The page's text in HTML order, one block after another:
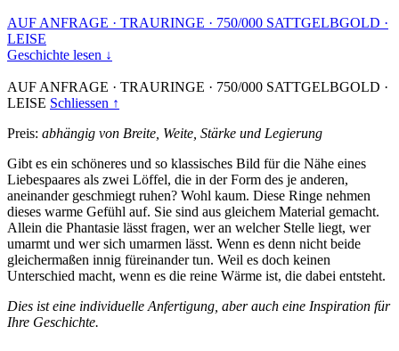
AUF ANFRAGE · TRAURINGE · 750/000 SATTGELBGOLD ·
LEISE
Geschichte lesen ↓
AUF ANFRAGE · TRAURINGE · 750/000 SATTGELBGOLD ·
LEISE Schliessen ↑
Preis: abhängig von Breite, Weite, Stärke und Legierung
Gibt es ein schöneres und so klassisches Bild für die Nähe eines
Liebespaares als zwei Löffel, die in der Form des je anderen,
aneinander geschmiegt ruhen? Wohl kaum. Diese Ringe nehmen
dieses warme Gefühl auf. Sie sind aus gleichem Material gemacht.
Allein die Phantasie lässt fragen, wer an welcher Stelle liegt, wer
umarmt und wer sich umarmen lässt. Wenn es denn nicht beide
gleichermaßen innig füreinander tun. Weil es doch keinen
Unterschied macht, wenn es die reine Wärme ist, die dabei entsteht.
Dies ist eine individuelle Anfertigung, aber auch eine Inspiration für
Ihre Geschichte.